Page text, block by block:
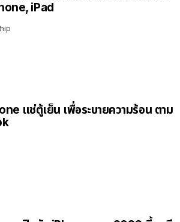
iPad
แช่ตู้เย็น เพื่อระบายความร้อน ตาม